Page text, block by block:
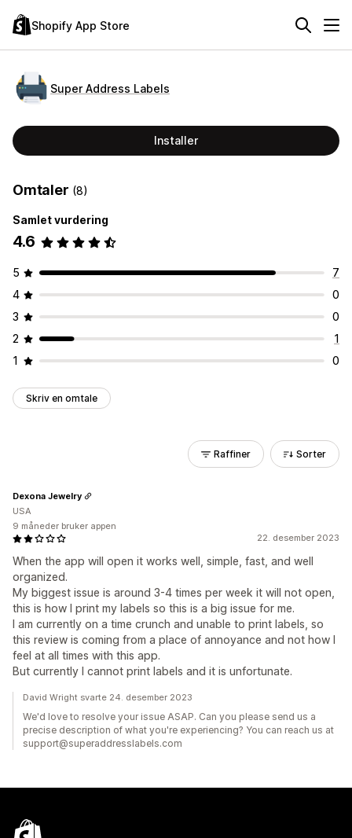
Shopify App Store
Super Address Labels
Installer
Omtaler (8)
Samlet vurdering
4.6
5
7
4
0
3
0
2
1
1
0
Skriv en omtale
Raffiner Sorter
22. desember 2023
When the app will open it works well, simple, fast, and well
organized.
My biggest issue is around 3-4 times per week it will not open,
this is how I print my labels so this is a big issue for me.
I am currently on a time crunch and unable to print labels, so
this review is coming from a place of annoyance and not how I
feel at all times with this app.
But currently I cannot print labels and it is unfortunate.
Dexona Jewelry
USA
9 måneder bruker appen
David Wright svarte 24. desember 2023
We'd love to resolve your issue ASAP. Can you please send us a
precise description of what you're experiencing? You can reach us at
support@superaddresslabels.com